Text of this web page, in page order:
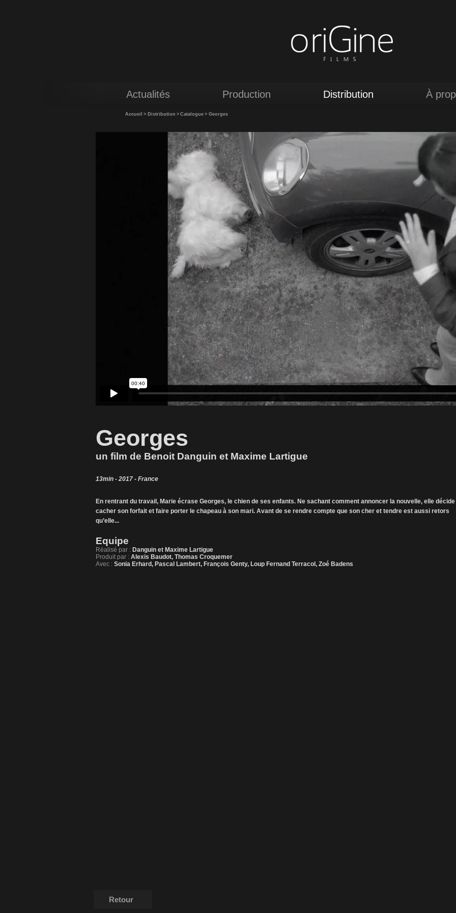
Actualités Production Distribution À
Accueil > Distribution > Catalogue > Georges
Georges
un film de Benoit Danguin et Maxime Lartigue
13min - 2017 - France
En rentrant du travail, Marie écrase Georges, le chien de ses enfants. Ne sachant comment annoncer la nouvelle, elle décide
cacher son forfait et faire porter le chapeau à son mari. Avant de se rendre compte que son cher et tendre est aussi retors
qu’elle...
Equipe
Réalisé par : Danguin et Maxime Lartigue
Produit par : Alexis Baudot, Thomas Croquemer
Avec : Sonia Erhard, Pascal Lambert, François Genty, Loup Fernand Terracol, Zoé Badens
Retour